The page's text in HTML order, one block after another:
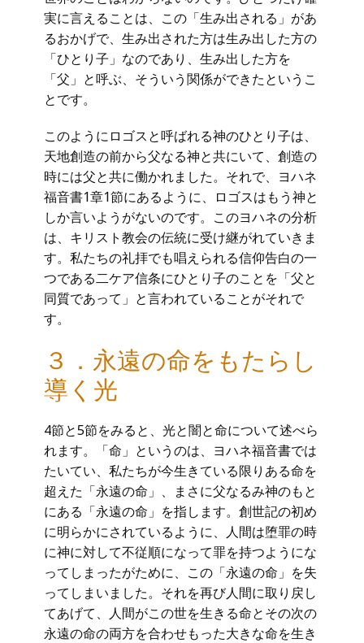
実に言えることは、この「生み出される」があ
るおかげで、生み出された方は生み出した方の
「ひとり子」なのであり、生み出した方を
「父」と呼ぶ、そういう関係ができたというこ
とです。
このようにロゴスと呼ばれる神のひとり子は、
天地創造の前から父なる神と共にいて、創造の
時には父と共に働かれました。それで、ヨハネ
福音書1章1節にあるように、ロゴスはもう神と
しか言いようがないのです。このヨハネの分析
は、キリスト教会の伝統に受け継がれていきま
す。私たちの礼拝でも唱えられる信仰告白の一
つである二ケア信条にひとり子のことを「父と
同質であって」と言われていることがそれで
す。
３．永遠の命をもたらし
導く光
4節と5節をみると、光と闇と命について述べら
れます。「命」というのは、ヨハネ福音書では
たいてい、私たちが今生きている限りある命を
超えた「永遠の命」、まさに父なるみ神のもと
にある「永遠の命」を指します。創世記の初め
に明らかにされているように、人間は堕罪の時
に神に対して不従順になって罪を持つようにな
ってしまったがために、この「永遠の命」を失
ってしまいました。それを再び人間に取り戻し
てあげて、人間がこの世を生きる命とその次の
永遠の命の両方を合わせもった大きな命を生き